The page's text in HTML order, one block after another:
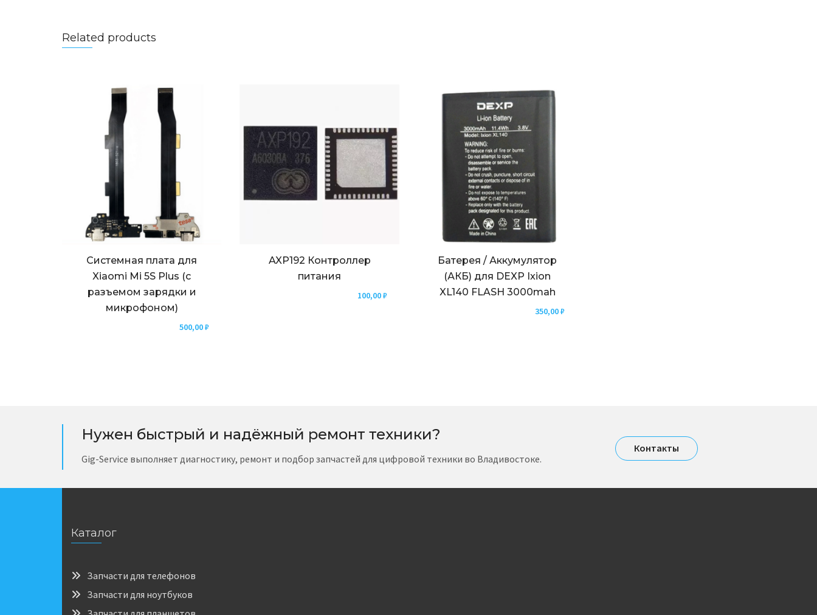
Related products
Системная плата для
Xiaomi Mi 5S Plus (с
разъемом зарядки и
микрофоном)
500,00₽
AXP192 Контроллер
питания
100,00₽
Батерея / Аккумулятор
(АКБ) для DEXP Ixion
XL140 FLASH 3000mah
350,00₽
Нужен быстрый и надёжный ремонт техники?
Gig-Service выполняет диагностику, ремонт и подбор запчастей для цифровой техники во Владивостоке.
Контакты
Каталог
Запчасти для телефонов
Запчасти для ноутбуков